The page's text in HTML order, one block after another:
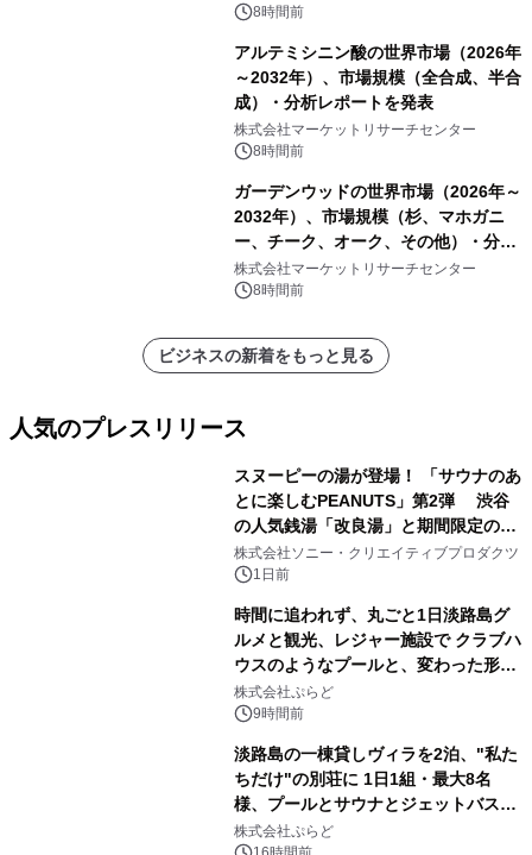
他）・分析レポートを発表
8時間前
アルテミシニン酸の世界市場（2026年
～2032年）、市場規模（全合成、半合
成）・分析レポートを発表
株式会社マーケットリサーチセンター
8時間前
ガーデンウッドの世界市場（2026年～
2032年）、市場規模（杉、マホガニ
ー、チーク、オーク、その他）・分析
レポートを発表
株式会社マーケットリサーチセンター
8時間前
ビジネスの新着をもっと見る
人気のプレスリリース
スヌーピーの湯が登場！ 「サウナのあ
とに楽しむPEANUTS」第2弾 渋谷
の人気銭湯「改良湯」と期間限定のコ
ラボレーション サウナイキタイコラ
ボグッズも発売決定！
株式会社ソニー・クリエイティブプロダクツ
1日前
時間に追われず、丸ごと1日淡路島グ
ルメと観光、レジャー施設で クラブハ
ウスのようなプールと、変わった形の
サウナも 「THE BOXY AWAJI」のお
得な素泊まり連泊プランで
株式会社ぷらど
9時間前
淡路島の一棟貸しヴィラを2泊、"私た
ちだけ"の別荘に 1日1組・最大8名
様、プールとサウナとジェットバス付
きで Villa Mon Temps AWAJIの連泊
株式会社ぷらど